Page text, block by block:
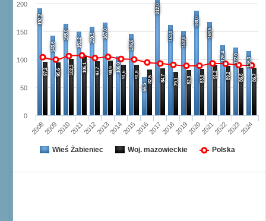
192,2
143,6
165,0
151,2 159,3 167,0
106,0
146,6
69,5
212,0
163,0
152,0
188,0
168,5
126,4 122,0 116,3
97,2 95,6 102,3 106,1 97,7 98,9 91,6 91,8
82,5 84,7 79,1 82,3 83,9 91,2 89,2 86,6 86,7
20082009201020112012201320142015201620172018201920202021202220232024
0
50
100
150
200
Wieś Żabieniec Woj. mazowieckie Polska